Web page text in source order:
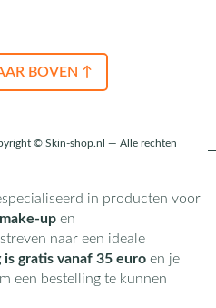
BOVEN ↑
© Skin-shop.nl — Alle rechten
in producten voor
upen
naar een ideale
is gratis vanaf 35 euroen je
een bestelling te kunnen